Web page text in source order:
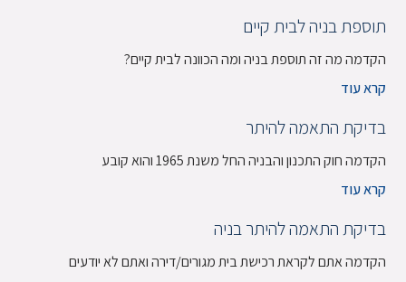
תוספת בניה לבית קיים
הקדמה מה זה תוספת בניה ומה הכוונה לבית קיים?
קרא עוד
בדיקת התאמה להיתר
הקדמה חוק התכנון והבניה החל משנת 1965 והוא קובע
קרא עוד
בדיקת התאמה להיתר בניה
הקדמה אתם לקראת רכישת בית מגורים/דירה ואתם לא יודעים